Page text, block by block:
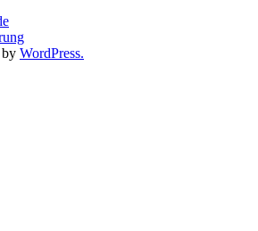
WordPress.